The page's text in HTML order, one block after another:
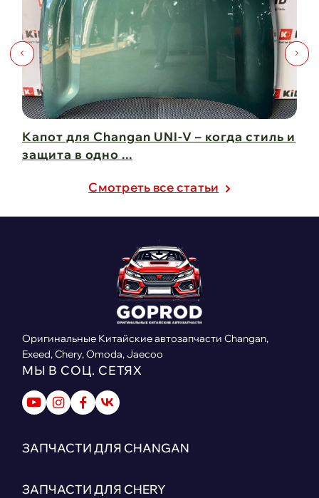
Капот для Changan UNI-V – когда стиль и
защита в одно ...
Cмотреть все статьи
Оригинальные Китайские автозапчасти Changan,
Exeed, Chery, Omoda, Jaecoo
МЫ В СОЦ. СЕТЯХ
ЗАПЧАСТИ ДЛЯ CHANGAN
ЗАПЧАСТИ ДЛЯ CHERY